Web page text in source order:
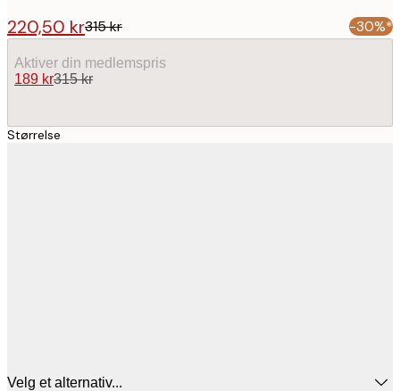
220,50 kr315 kr -30%*
Aktiver din medlemspris
189 kr315 kr
Størrelse
Velg et alternativ...